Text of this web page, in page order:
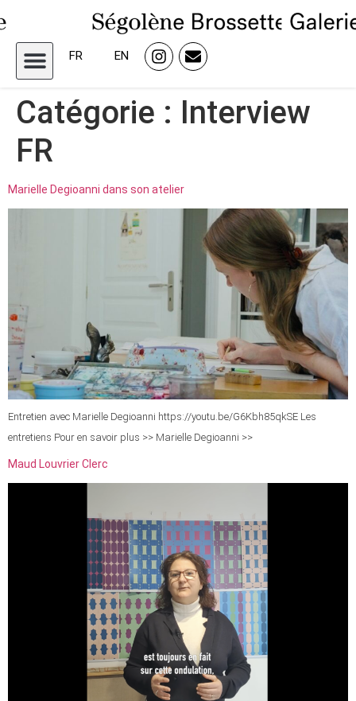
FR EN
Catégorie : Interview
FR
Marielle Degioanni dans son atelier
Entretien avec Marielle Degioanni https://youtu.be/G6Kbh85qkSE Les
entretiens Pour en savoir plus >> Marielle Degioanni >>
Maud Louvrier Clerc